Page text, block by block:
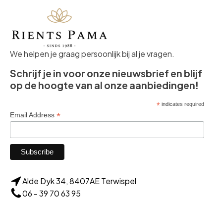
We helpen je graag persoonlijk bij al je vragen.
Schrijf je in voor onze nieuwsbrief en blijf
op de hoogte van al onze aanbiedingen!
*indicates required
Email Address *
Alde Dyk 34, 8407AE Terwispel
06 - 39 70 63 95